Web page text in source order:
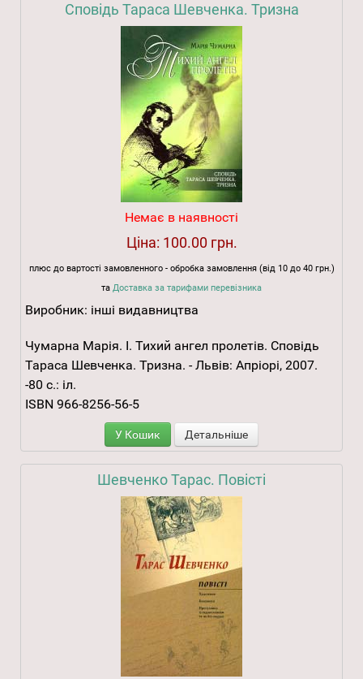
Сповідь Тараса Шевченка. Тризна
Немає в наявності
Ціна: 100.00 грн.
плюс до вартості замовленного - обробка замовлення (від 10 до 40 грн.)
та Доставка за тарифами перевізника
Виробник: інші видавництва
Чумарна Марія. I. Тихий ангел пролетів. Сповідь
Тараса Шевченка. Тризна. - Львів: Апріорі, 2007.
-80 с.: іл.
ISBN 966-8256-56-5
У Кошик Детальніше
Шевченко Тарас. Повісті